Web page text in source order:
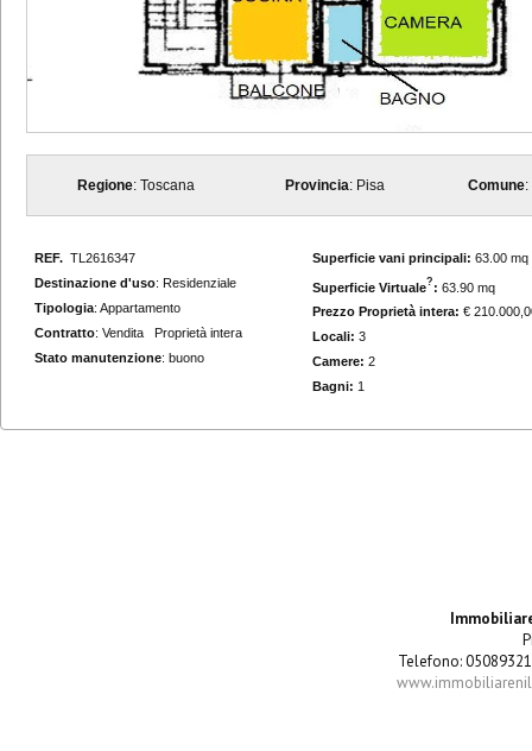
Regione: Toscana Provincia: Pisa Comune
REF. TL2616347
Destinazione d'uso: Residenziale
Tipologia: Appartamento
Contratto: Vendita Proprietà intera
Stato manutenzione: buono
Superficie vani principali: 63.00 mq
Superficie Virtuale? : 63.90 mq
Prezzo Proprietà intera: €
Locali: 3
Camere: 2
Bagni: 1
Telefono: